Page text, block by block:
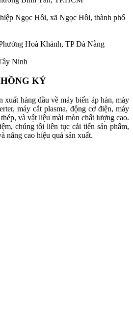
Ngọc Hồi, xã Ngọc Hồi, thành phố
Hoà Khánh, TP Đà Nẵng
Ninh
KÝ
hàng đầu về máy biến áp hàn, máy
máy cắt plasma, động cơ điện, máy
và vật liệu mài mòn chất lượng cao.
chúng tôi liên tục cải tiến sản phẩm,
nâng cao hiệu quả sản xuất.